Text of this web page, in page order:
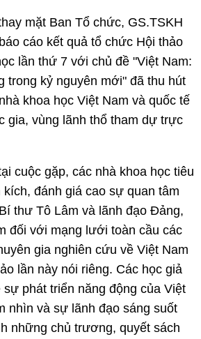
mặt Ban Tổ chức, GS.TSKH
cáo kết quả tổ chức Hội thảo
lần thứ 7 với chủ đề "Việt Nam:
trong kỷ nguyên mới" đã thu hút
khoa học Việt Nam và quốc tế
gia, vùng lãnh thổ tham dự trực
cuộc gặp, các nhà khoa học tiêu
kích, đánh giá cao sự quan tâm
thư Tô Lâm và lãnh đạo Đảng,
đối với mạng lưới toàn cầu các
gia nghiên cứu về Việt Nam
lần này nói riêng. Các học giả
phát triển năng động của Việt
nhìn và sự lãnh đạo sáng suốt
những chủ trương, quyết sách